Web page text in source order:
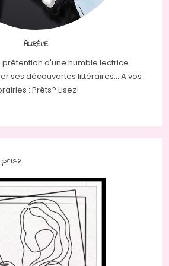
AURÉLIE
prétention d'une humble lectrice
ses découvertes littéraires... A vos
: Prêts? Lisez!